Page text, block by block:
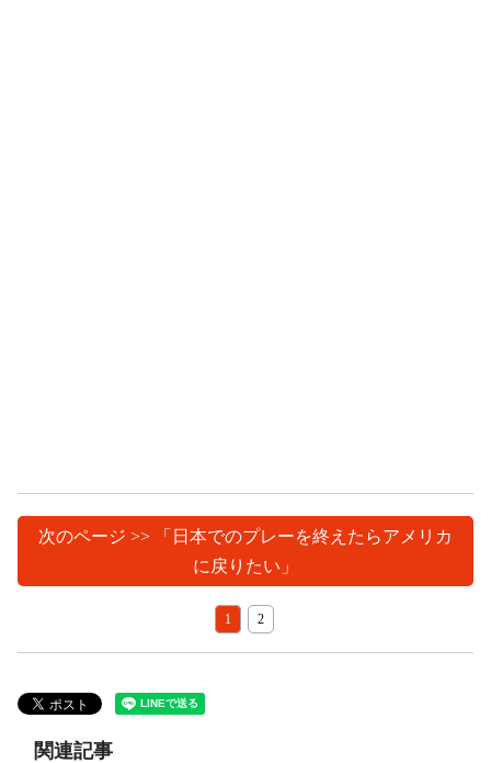
次のページ >> 「日本でのプレーを終えたらアメリカ
に戻りたい」
1 2
関連記事